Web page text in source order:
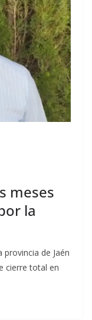
meses
la
de Jaén
cierre total en